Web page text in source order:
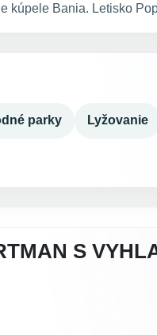
kúpele Bania. Letisko
parky Lyžovanie
S